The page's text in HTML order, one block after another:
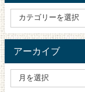
アーカイブ